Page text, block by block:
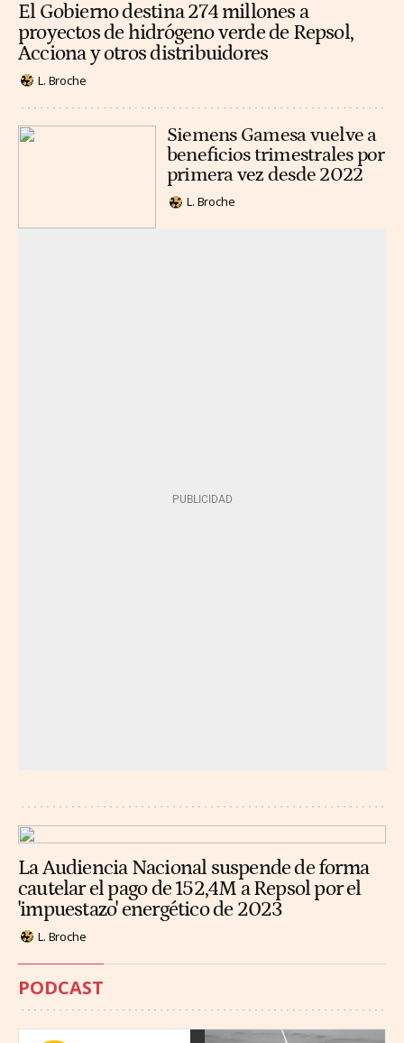
El Gobierno destina 274 millones a
proyectos de hidrógeno verde de Repsol,
Acciona y otros distribuidores
L. Broche
Siemens Gamesa vuelve a
beneficios trimestrales por
primera vez desde 2022
L. Broche
La Audiencia Nacional suspende de forma
cautelar el pago de 152,4M a Repsol por el
'impuestazo' energético de 2023
L. Broche
PODCAST